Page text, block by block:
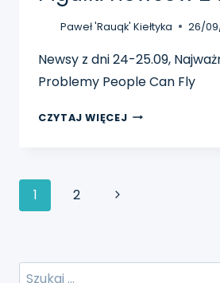
Paweł 'Rauqk' Kiełtyka 26/
Newsy z dni 24-25.09,
Problemy People Can Fly
CZYTAJ WIĘCEJ PIGUŁKI
Nawigacja
strony
1 2 Następny
Szukaj: